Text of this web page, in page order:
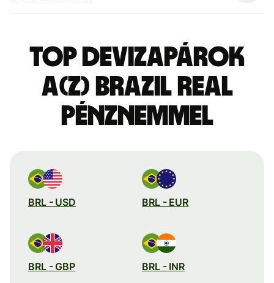
Top devizapárok
a(z) brazil real
pénznemmel
BRL - USD BRL - EUR
BRL - GBP BRL - INR